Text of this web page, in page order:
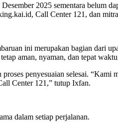
2025 sementara belum
Call Center 121, dan
ini merupakan bagian dari
aman, nyaman, dan tepat
penyesuaian selesai.
Center 121,” tutup Ixfan.
dalam setiap perjalanan.